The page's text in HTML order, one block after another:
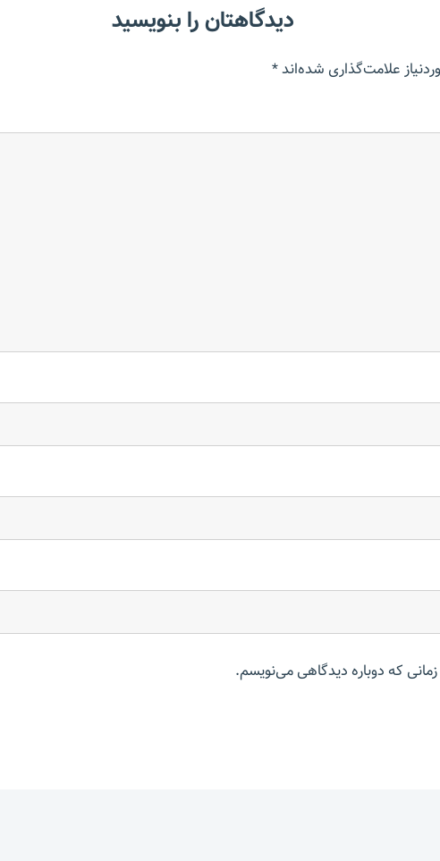
دیدگاهتان را بنویسید
علامت‌گذاری شده‌اند*
که دوباره دیدگاهی می‌نویسم.